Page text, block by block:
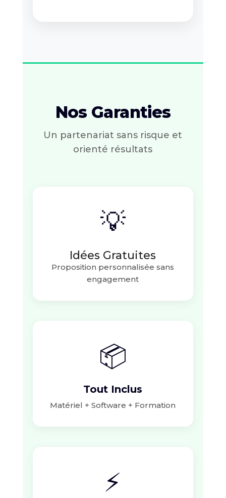
Nos Garanties
Un partenariat sans risque et
orienté résultats
💡
Idées Gratuites
Proposition personnalisée sans
engagement
📦
Tout Inclus
Matériel + Software + Formation
⚡